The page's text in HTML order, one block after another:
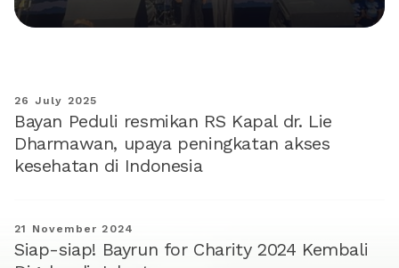
26 July 2025
Bayan Peduli resmikan RS Kapal dr. Lie
Dharmawan, upaya peningkatan akses
kesehatan di Indonesia
21 November 2024
Siap-siap! Bayrun for Charity 2024 Kembali